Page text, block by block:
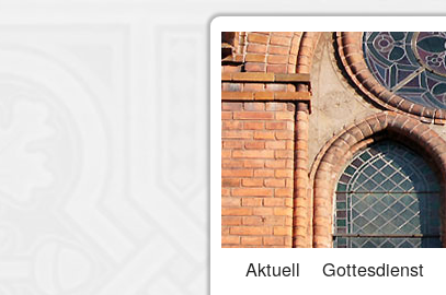
Aktuell Gottesdienst